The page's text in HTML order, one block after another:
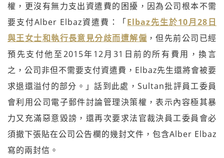
權，更沒有無力支出資遣費的困擾，因為公司根本不需
要支付Alber Elbaz資遣費：「Elbaz先生於10月28日
與王女士和執行長意見分歧而遭解僱 ，但先前公司已經
預先支付他至2015年12月31日前的所有費用，換言
之，公司非但不需要支付資遣費，Elbaz先生還將會被要
求退還溢付的部分。」話到此處，Sultan批評員工委員
會利用公司電子郵件討論管理決策權，表示內容極其暴
力又充滿惡意毀謗，還再次要求法官裁決員工委員會必
須撤下張貼在公司公告欄的幾封文件，包含Alber Elbaz
寫的兩封信。